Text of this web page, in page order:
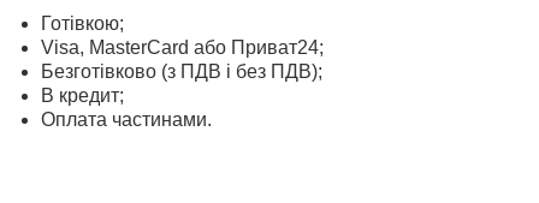
Готівкою;
Visa, MasterСard або Приват24;
Безготівково (з ПДВ і без ПДВ);
В кредит;
Оплата частинами.